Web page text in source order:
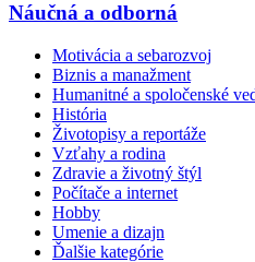
Náučná a odborná
Motivácia a sebarozvoj
Biznis a manažment
Humanitné a spoločenské
História
Životopisy a reportáže
Vzťahy a rodina
Zdravie a životný štýl
Počítače a internet
Hobby
Umenie a dizajn
Ďalšie kategórie